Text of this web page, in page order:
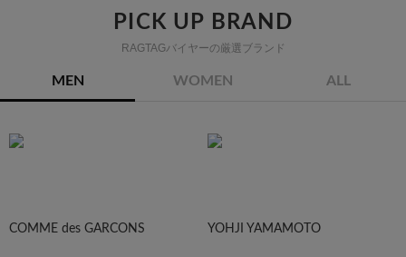
PICK UP BRAND
RAGTAGバイヤーの厳選ブランド
MEN WOMEN ALL
COMME des GARCONS YOHJI YAMAMOTO